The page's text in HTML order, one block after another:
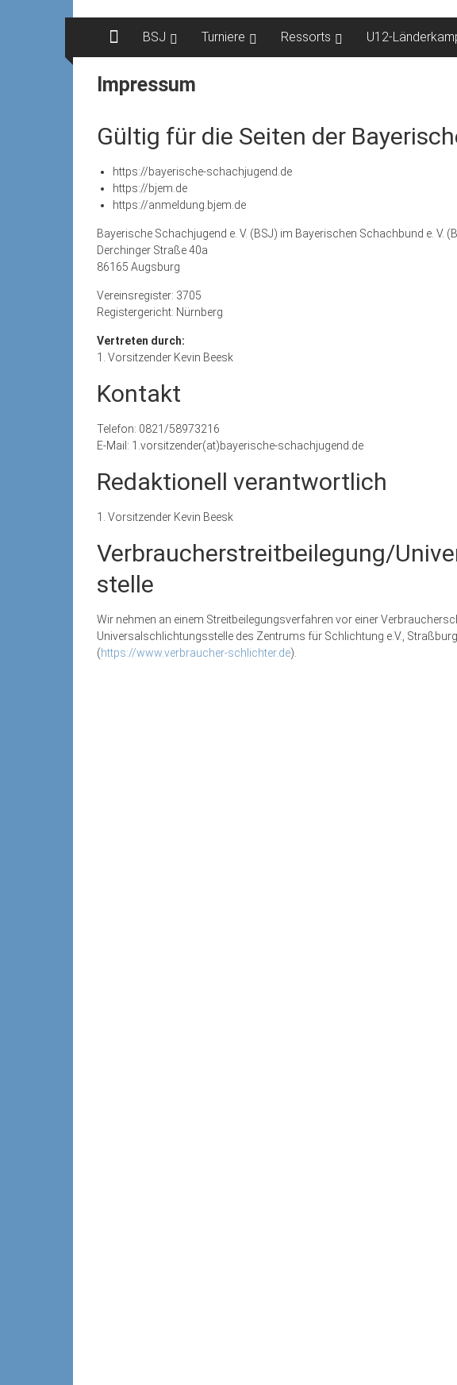
springen
BSJ Turniere Ressorts U12-
Impressum
Gültig für die Seiten der
https://bayerische-schachjugend.de
https://bjem.de
https://anmeldung.bjem.de
Bayerische Schachjugend e. V. (BSJ) im Bayerischen Schachbund e. V.
Derchinger Straße 40a
86165 Augsburg
Vereinsregister: 3705
Registergericht: Nürnberg
Vertreten durch:
1. Vorsitzender Kevin Beesk
Kontakt
Telefon: 0821/58973216
E-Mail: 1.vorsitzender(at)bayerische-schachjugend.de
Redaktionell verantwortlich
1. Vorsitzender Kevin Beesk
Verbraucher­streit­beilegung/
stelle
Wir nehmen an einem Streitbeilegungsverfahren vor einer
Universalschlichtungsstelle des Zentrums für Schlichtung e.V.,
(https://www.verbraucher-schlichter.de).